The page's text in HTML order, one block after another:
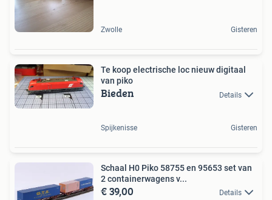
Zwolle Gisteren
Te koop electrische loc nieuw digitaal
van piko
Bieden Details
Spijkenisse Gisteren
Schaal H0 Piko 58755 en 95653 set van
2 containerwagens v...
€ 39,00 Details